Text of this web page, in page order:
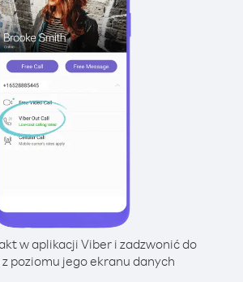
w aplikacji Viber i zadzwonić do
poziomu jego ekranu danych